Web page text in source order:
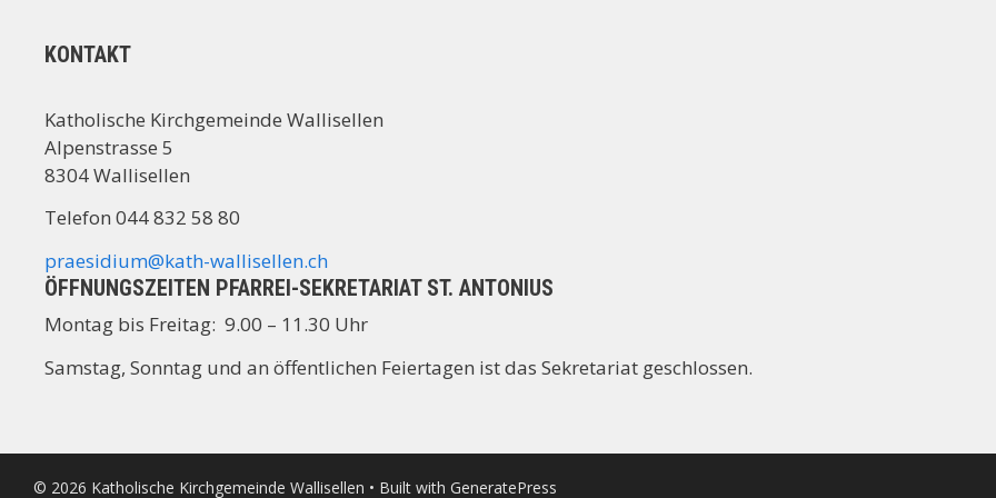
KONTAKT
Katholische Kirchgemeinde Wallisellen
Alpenstrasse 5
8304 Wallisellen
Telefon 044 832 58 80
praesidium@kath-wallisellen.ch
ÖFFNUNGSZEITEN PFARREI-SEKRETARIAT ST. ANTONIUS
Montag bis Freitag: 9.00 – 11.30 Uhr
Samstag, Sonntag und an öffentlichen Feiertagen ist das Sekretariat geschlossen.
© 2026 Katholische Kirchgemeinde Wallisellen • Built with GeneratePress